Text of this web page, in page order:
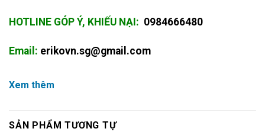
HOTLINE GÓP Ý, KHIẾU NẠI: 0984666480
Email: erikovn.sg@gmail.com
Xem thêm
SẢN PHẨM TƯƠNG TỰ